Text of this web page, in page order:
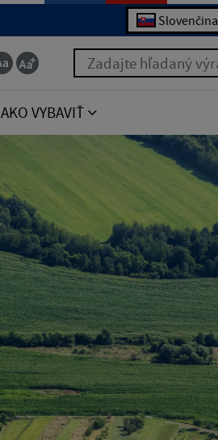
Slovenčina
Zadajte hľadaný výraz
AKO VYBAVIŤ